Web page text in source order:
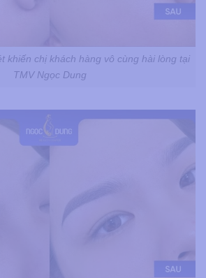
khiến chị khách hàng vô cùng hài lòng tại
TMV Ngọc Dung